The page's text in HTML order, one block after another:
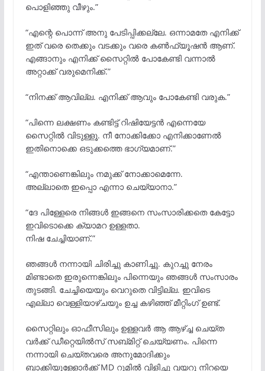
പൊളിഞ്ഞു വീഴും.”
“എന്റെ പൊന്ന് അനു പേടിപ്പിക്കല്ലേ. ഒന്നാമതേ എനിക്ക്
ഇത് വരെ തെക്കും വടക്കും വരെ കൺഫ്യൂഷൻ ആണ്.
എങ്ങാനും എനിക്ക് സൈറ്റിൽ പോകേണ്ടി വന്നാൽ
അറ്റാക്ക് വരുമെനിക്ക്.”
“നിനക്ക് ആവില്ല. എനിക്ക് ആവും പോകേണ്ടി വരുക.”
“പിന്നെ ലക്ഷണം കണ്ടിട്ട് റിഷിയേട്ടൻ എന്നെയേ
സൈറ്റിൽ വിടുള്ളൂ. നീ നോക്കിക്കോ എനിക്കാണേൽ
ഇതിനൊക്കെ ഒടുക്കത്തെ ഭാഗ്യമാണ്.”
“എന്താണെങ്കിലും നമുക്ക് നോക്കാമെന്നേ.
അല്ലാതെ ഇപ്പൊ എന്നാ ചെയ്യാനാ.”
“ദേ പിള്ളേരെ നിങ്ങൾ ഇങ്ങനെ സംസാരിക്കതെ കേട്ടോ
ഇവിടൊക്കെ ക്യാമറ ഉള്ളതാ.
നിഷ ചേച്ചിയാണ്.”
ഞങ്ങൾ നന്നായി ചിരിച്ചു കാണിച്ചു. കുറച്ചു നേരം
മിണ്ടാതെ ഇരുന്നെങ്കിലും പിന്നെയും ഞങ്ങൾ സംസാരം
തുടങ്ങി. ചേച്ചിയെയും വെറുതെ വിട്ടില്ല. ഇവിടെ
എല്ലാ വെള്ളിയാഴ്ചയും ഉച്ച കഴിഞ്ഞ് മീറ്റിംഗ് ഉണ്ട്.
സൈറ്റിലും ഓഫീസിലും ഉള്ളവർ ആ ആഴ്ച്ച ചെയ്ത
വർക്ക്‌ ഡീറ്റെയിൽസ് സബ്മിറ്റ് ചെയ്യണം. പിന്നെ
നന്നായി ചെയ്തവരെ അനുമോദിക്കും
ബാക്കിയുള്ളോർക്ക് MD റൂമിൽ വിളിച്ചു വയറു നിറയെ